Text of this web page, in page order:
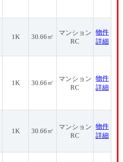
1K 30.66㎡
マンション
RC
物件
詳細
1K 30.66㎡
マンション
RC
物件
詳細
1K 30.66㎡
マンション
RC
物件
詳細